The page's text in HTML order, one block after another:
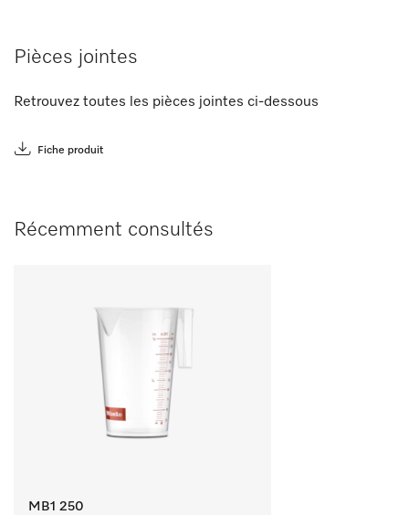
Pièces jointes
Retrouvez toutes les pièces jointes ci-dessous
Fiche produit
Récemment consultés
MB1 250